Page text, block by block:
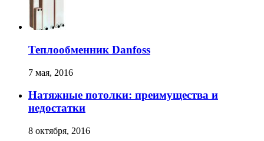
Теплообменник Danfoss
7 мая, 2016
Натяжные потолки: преимущества и
недостатки
8 октября, 2016